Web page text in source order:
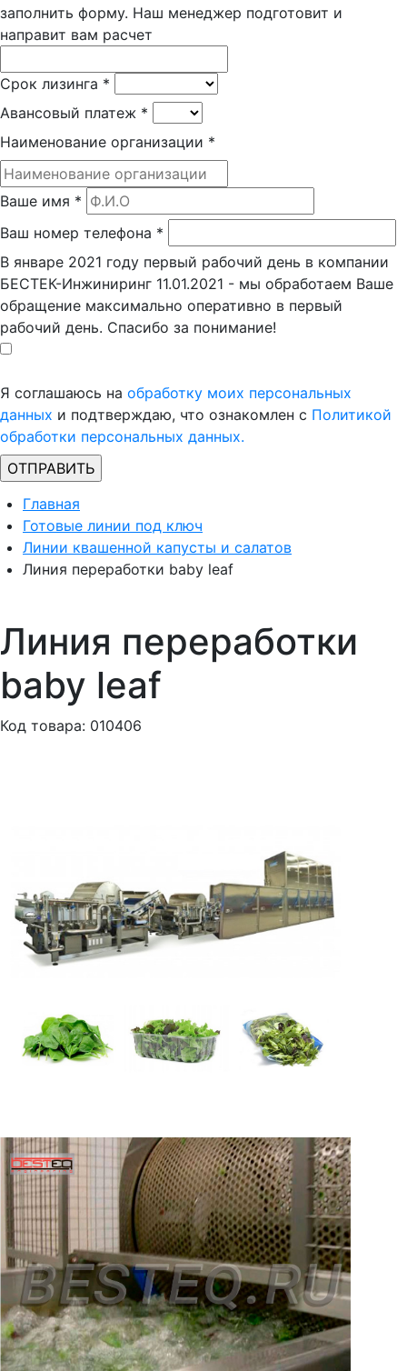
заполнить форму. Наш менеджер подготовит и
направит вам расчет
Срок лизинга *
Авансовый платеж *
Наименование организации *
Ваше имя *
Ваш номер телефона *
В январе 2021 году первый рабочий день в компании
БЕСТЕК-Инжиниринг 11.01.2021 - мы обработаем Ваше
обращение максимально оперативно в первый
рабочий день. Спасибо за понимание!
Я соглашаюсь на обработку моих персональных
данных и подтверждаю, что ознакомлен с Политикой
обработки персональных данных.
Главная
Готовые линии под ключ
Линии квашенной капусты и салатов
Линия переработки baby leaf
Линия переработки
baby leaf
Код товара: 010406